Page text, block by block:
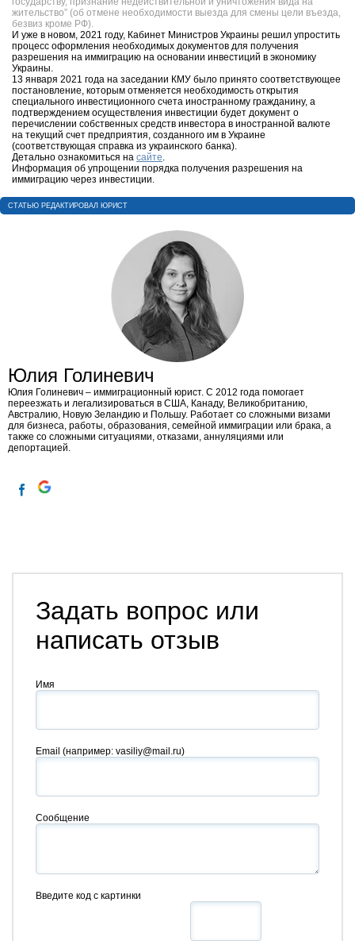
жительство” (об отмене необходимости выезда для смены цели въезда,
безвиз кроме РФ).
И уже в новом, 2021 году, Кабинет Министров Украины решил упростить
процесс оформления необходимых документов для получения
разрешения на иммиграцию на основании инвестиций в экономику
Украины.
13 января 2021 года на заседании КМУ было принято соответствующее
постановление, которым отменяется необходимость открытия
специального инвестиционного счета иностранному гражданину, а
подтверждением осуществления инвестиции будет документ о
перечислении собственных средств инвестора в иностранной валюте
на текущий счет предприятия, созданного им в Украине
(соответствующая справка из украинского банка).
Детально ознакомиться на сайте.
Информация об упрощении порядка получения разрешения на
иммиграцию через инвестиции.
CТАТЬЮ РЕДАКТИРОВАЛ ЮРИСТ
Юлия Голиневич
Юлия Голиневич​ – иммиграционный юрист. С 2012 года помогает
переезжать и легализироваться в США, Канаду, Великобританию,
Австралию, Новую Зеландию и Польшу. Работает со сложными визами
для бизнеса, работы, образования, семейной иммиграции или брака, а
также со сложными ситуациями, отказами, аннуляциями или
депортацией.
Задать вопрос или
написать отзыв
Имя
Email (например: vasiliy@mail.ru)
Сообщение
Введите код с картинки